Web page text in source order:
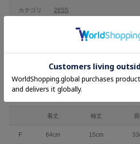
カテゴリ
26SS
綿95％ ポリウレタン5％
品名 ギャザーラインストーンTシャツ
ANM-555
着丈 袖丈
F 64cm 15cm